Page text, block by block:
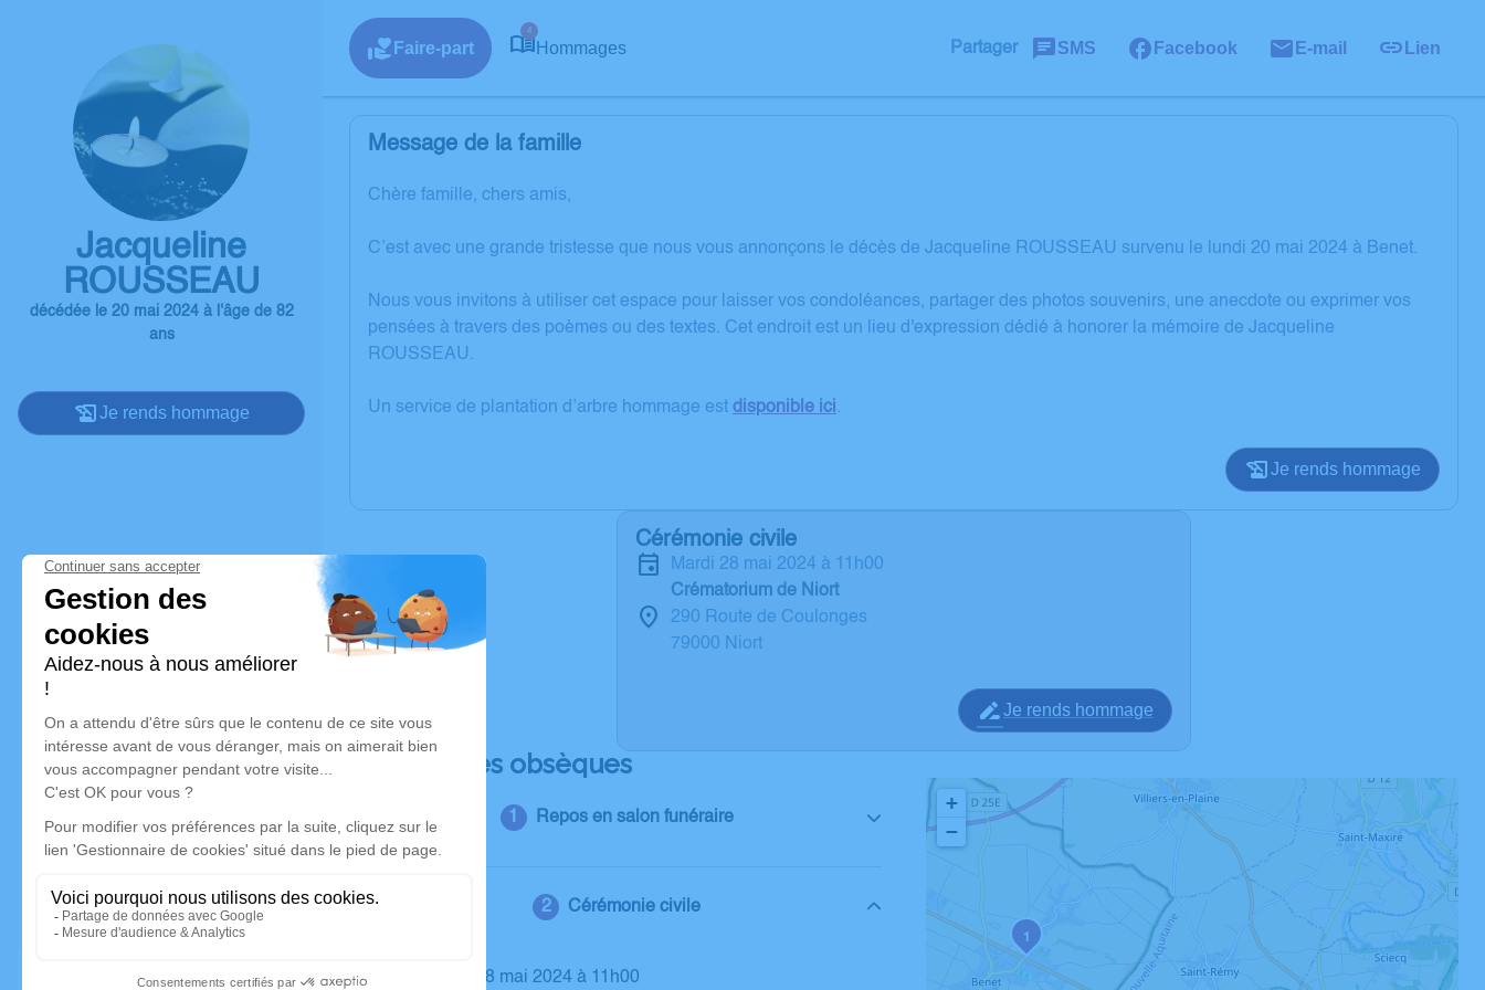
Jacqueline
ROUSSEAU
décédée le 20 mai 2024 à l'âge de 82
ans
Je rends hommage
Faire-part
4
Hommages Partager SMS Facebook E-mail Lien
Message de la famille
Chère famille, chers amis,
C’est avec une grande tristesse que nous vous annonçons le décès de Jacqueline ROUSSEAU survenu le lundi 20 mai 2024 à Benet.
Nous vous invitons à utiliser cet espace pour laisser vos condoléances, partager des photos souvenirs, une anecdote ou exprimer vos
pensées à travers des poèmes ou des textes. Cet endroit est un lieu d'expression dédié à honorer la mémoire de Jacqueline
ROUSSEAU.
Un service de plantation d’arbre hommage est disponible ici .
Je rends hommage
Cérémonie civile
mardi 28 mai 2024 à 11h00
Crématorium de Niort
290 Route de Coulonges
79000 Niort
Je rends hommage
Déroulé des obsèques
Repos en salon funéraire
Cérémonie civile
Le mardi 28 mai 2024 à 11h00
1
+
−